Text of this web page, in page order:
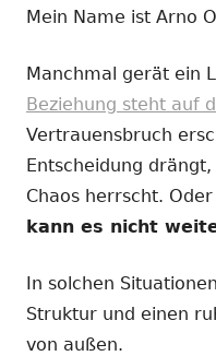
Mein Name ist Arno
Manchmal gerät ein
Beziehung steht auf
Vertrauensbruch
Entscheidung
Chaos herrscht.
kann es nicht
In solchen
Struktur und einen
von außen.